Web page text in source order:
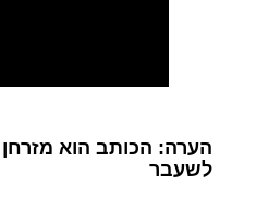
הערה: הכותב הוא
לשעבר